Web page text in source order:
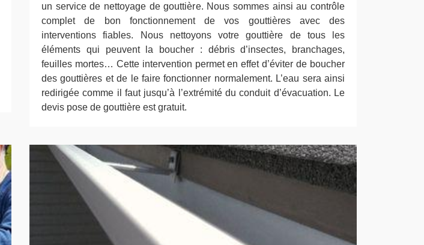
un service de nettoyage de gouttière. Nous sommes ainsi au contrôle
complet de bon fonctionnement de vos gouttières avec des
interventions fiables. Nous nettoyons votre gouttière de tous les
éléments qui peuvent la boucher : débris d’insectes, branchages,
feuilles mortes… Cette intervention permet en effet d’éviter de boucher
des gouttières et de le faire fonctionner normalement. L’eau sera ainsi
redirigée comme il faut jusqu’à l’extrémité du conduit d’évacuation. Le
devis pose de gouttière est gratuit.